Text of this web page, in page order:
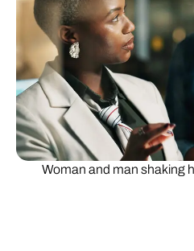
Woman and man shaking